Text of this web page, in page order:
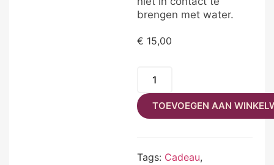
brengen met water.
€ 15,00
TOEVOEGEN AAN
Tags: Cadeau,